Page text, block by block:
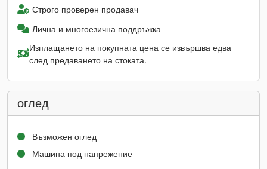
Строго проверен продавач
Лична и многоезична поддръжка
Изплащането на покупната цена се извършва едва
след предаването на стоката.
оглед
Възможен оглед
Машина под напрежение